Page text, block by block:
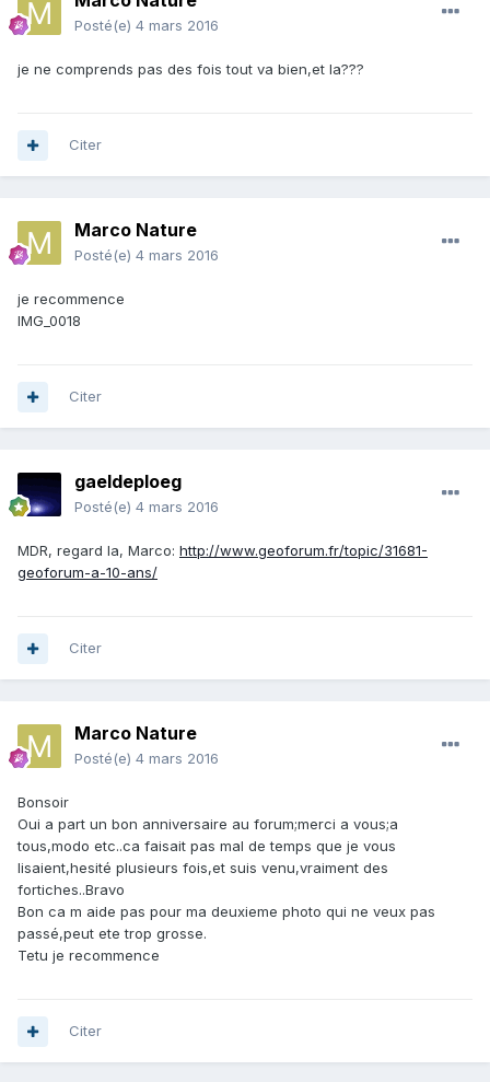
Posté(e) 4 mars 2016
je ne comprends pas des fois tout va bien,et la???
Citer
Marco Nature
Posté(e) 4 mars 2016
je recommence
IMG_0018
Citer
gaeldeploeg
Posté(e) 4 mars 2016
MDR, regard la, Marco: http://www.geoforum.fr/topic/31681-
geoforum-a-10-ans/
Citer
Marco Nature
Posté(e) 4 mars 2016
Bonsoir
Oui a part un bon anniversaire au forum;merci a vous;a
tous,modo etc..ca faisait pas mal de temps que je vous
lisaient,hesité plusieurs fois,et suis venu,vraiment des
fortiches..Bravo
Bon ca m aide pas pour ma deuxieme photo qui ne veux pas
passé,peut ete trop grosse.
Tetu je recommence
Citer